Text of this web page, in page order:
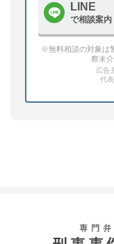
LINE
で相談案内
※無料相談の対象は
察未
広告
代